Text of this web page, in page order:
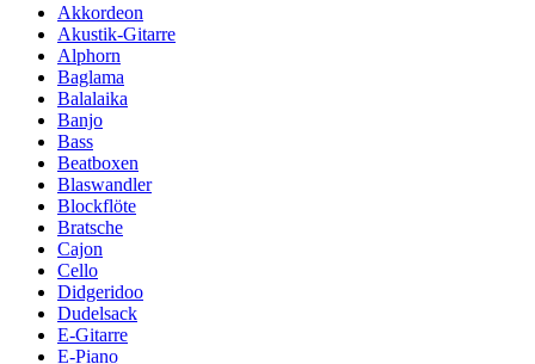
Akkordeon
Akustik-Gitarre
Alphorn
Baglama
Balalaika
Banjo
Bass
Beatboxen
Blaswandler
Blockflöte
Bratsche
Cajon
Cello
Didgeridoo
Dudelsack
E-Gitarre
E-Piano